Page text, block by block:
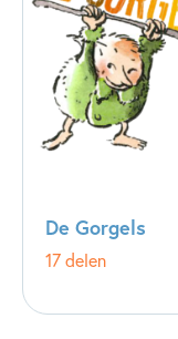
De Gorgels
17 delen